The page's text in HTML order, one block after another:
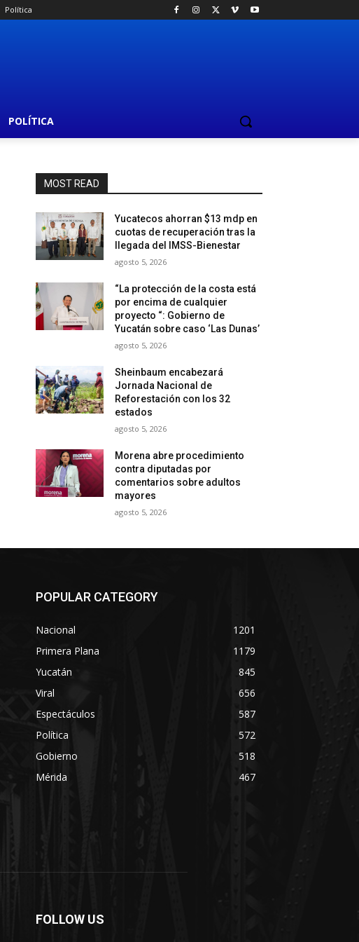
Política
POLÍTICA
MOST READ
Yucatecos ahorran $13 mdp en
cuotas de recuperación tras la
llegada del IMSS-Bienestar
agosto 5, 2026
“La protección de la costa está
por encima de cualquier
proyecto “: Gobierno de
Yucatán sobre caso ‘Las Dunas’
agosto 5, 2026
Sheinbaum encabezará
Jornada Nacional de
Reforestación con los 32
estados
agosto 5, 2026
Morena abre procedimiento
contra diputadas por
comentarios sobre adultos
mayores
agosto 5, 2026
POPULAR CATEGORY
Nacional
1201
Primera Plana
1179
Yucatán
845
Viral
656
Espectáculos
587
Política
572
Gobierno
518
Mérida
467
FOLLOW US